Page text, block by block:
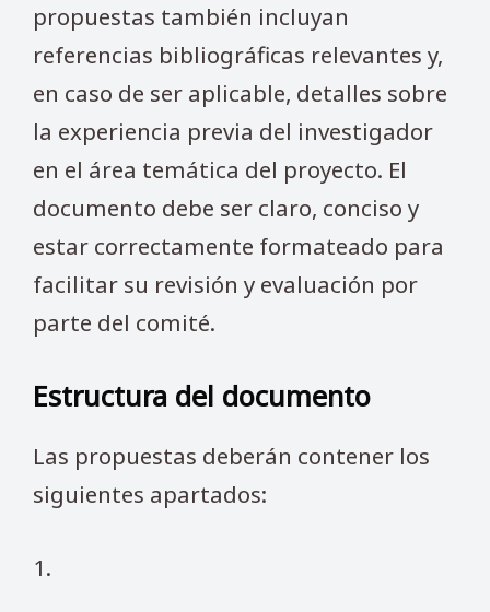
propuestas también incluyan
referencias bibliográficas relevantes y,
en caso de ser aplicable, detalles sobre
la experiencia previa del investigador
en el área temática del proyecto. El
documento debe ser claro, conciso y
estar correctamente formateado para
facilitar su revisión y evaluación por
parte del comité.
Estructura del documento
Las propuestas deberán contener los
siguientes apartados:
1.